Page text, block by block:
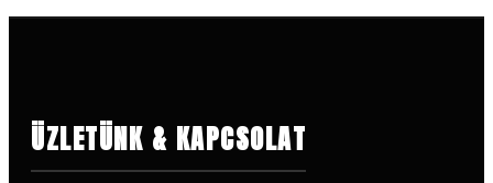
ÜZLETÜNK & KAPCSOLAT